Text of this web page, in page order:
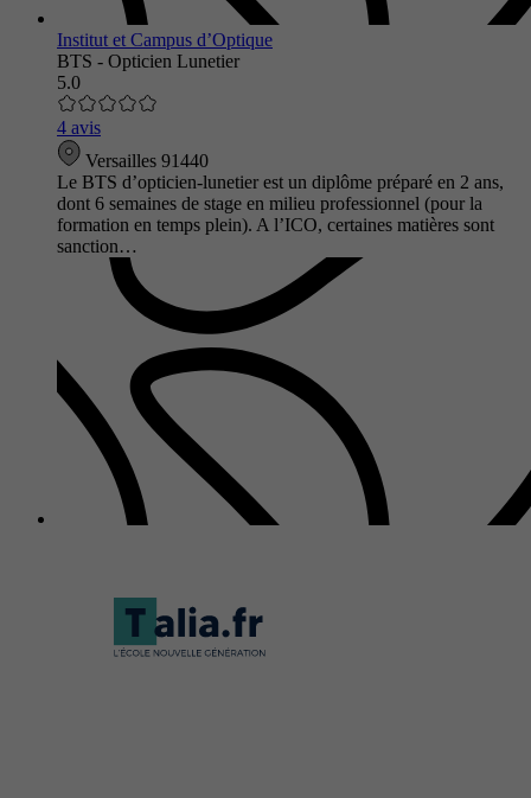
Institut et Campus d’Optique
BTS - Opticien Lunetier
5.0
4 avis
Versailles 91440
Le BTS d’opticien-lunetier est un diplôme préparé en 2 ans,
dont 6 semaines de stage en milieu professionnel (pour la
formation en temps plein). A l’ICO, certaines matières sont
sanction…